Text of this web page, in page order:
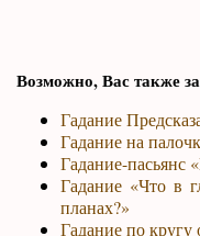
Возможно, Вас также
Гадание
Гадание на
Гадание-пасьянс
Гадание «Что в
планах?»
Гадание по кругу